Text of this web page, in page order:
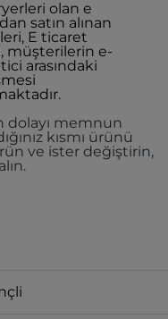
olan e
satın alınan
E ticaret
müşterilerin e-
arasındaki
dolayı memnun
kısmı ürünü
ve ister değiştirin,